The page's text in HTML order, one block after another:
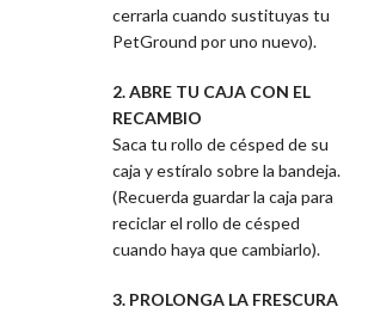
cerrarla cuando sustituyas tu
PetGround por uno nuevo).
2. ABRE TU CAJA CON EL
RECAMBIO
Saca tu rollo de césped de su
caja y estíralo sobre la bandeja.
(Recuerda guardar la caja para
reciclar el rollo de césped
cuando haya que cambiarlo).
3. PROLONGA LA FRESCURA